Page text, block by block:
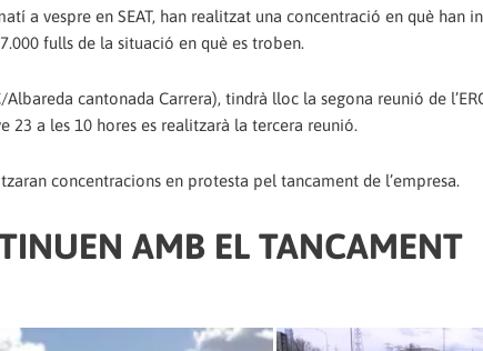
a vespre en SEAT, han realitzat una concentració en què han
fulls de la situació en què es troben.
cantonada Carrera), tindrà lloc la segona reunió de
23 a les 10 hores es realitzarà la tercera reunió.
concentracions en protesta pel tancament de l’empresa.
AMB EL TANCAMENT